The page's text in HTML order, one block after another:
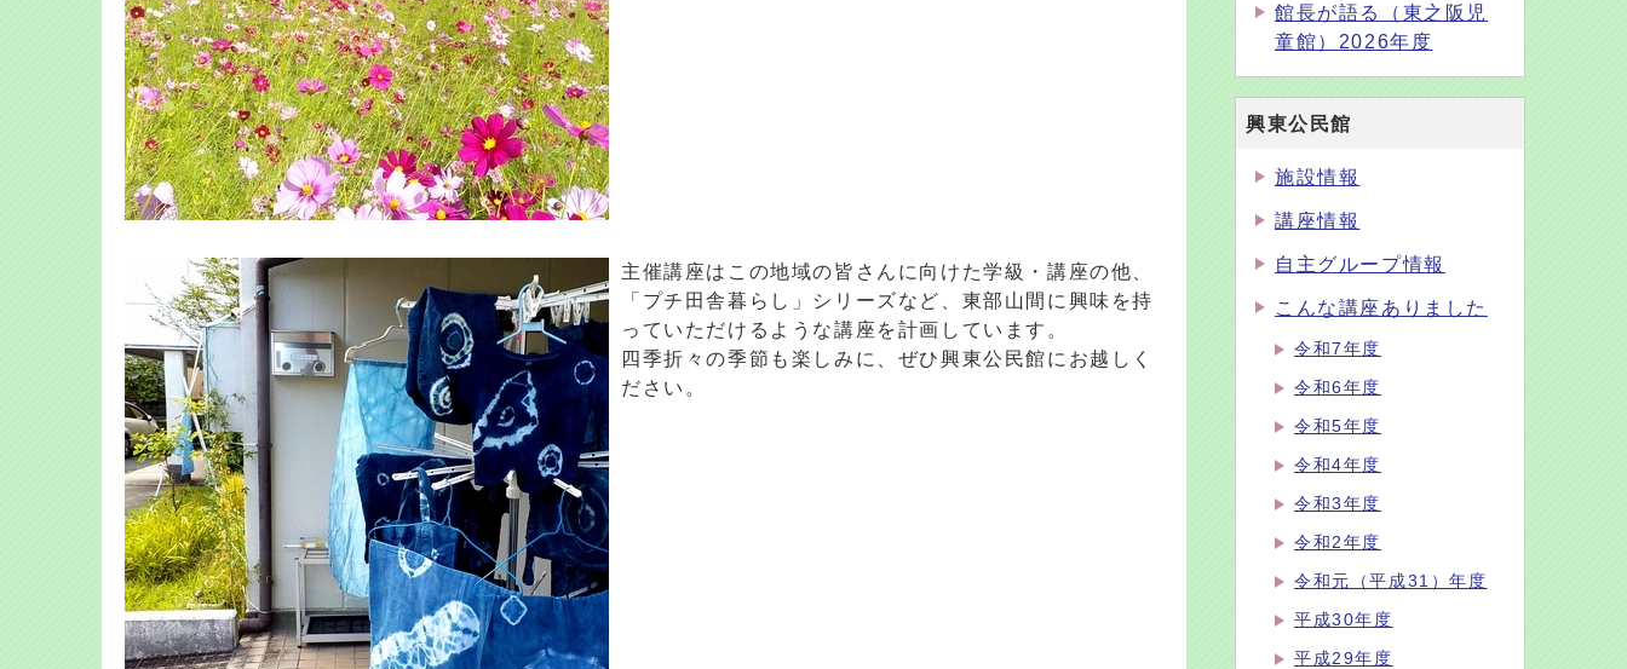
主催講座はこの地域の皆さんに向けた学級・講座の他、
「プチ田舎暮らし」シリーズなど、東部山間に興味を持
っていただけるような講座を計画しています。
四季折々の季節も楽しみに、ぜひ興東公民館にお越しく
ださい。
館長が語る（東之阪児
童館）2026年度
興東公民館
施設情報
講座情報
自主グループ情報
こんな講座ありました
令和7年度
令和6年度
令和5年度
令和4年度
令和3年度
令和2年度
令和元（平成31）年度
平成30年度
平成29年度